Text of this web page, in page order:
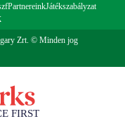
PartnereinkJátékszabályzat
Zrt. © Minden jog